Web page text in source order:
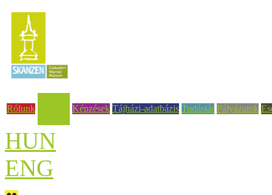
Rólunk Képzések Tájházi-adatbázis Tudástár Pályázatok
HUN
ENG